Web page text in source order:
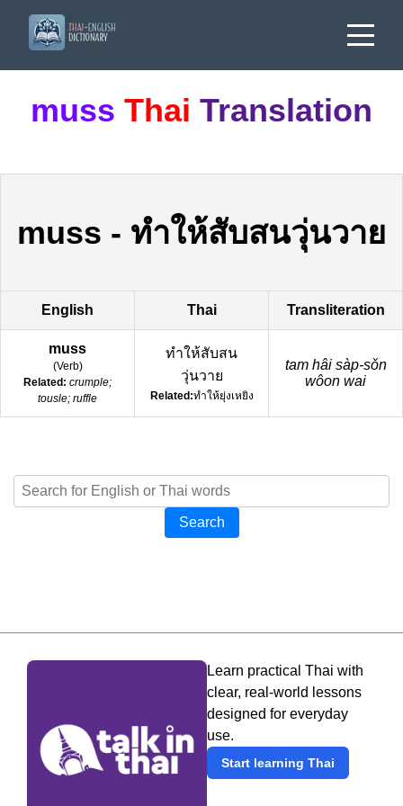
muss Thai Translation
muss - ทำให้สับสนวุ่นวาย
English Thai Transliteration
muss
(Verb)
Related: crumple;
tousle; ruffle
ทำให้สับสน
วุ่นวาย
Related:ทำให้ยุ่งเหยิง
tam hâi sàp-sǒn
wôon wai
Search
Learn practical Thai with
clear, real-world lessons
designed for everyday
use.
Start learning Thai